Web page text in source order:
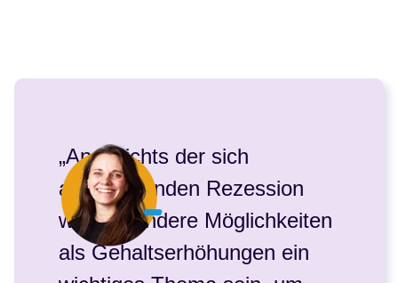
„Angesichts der sich
abzeichnenden Rezession
werden andere Möglichkeiten
als Gehaltserhöhungen ein